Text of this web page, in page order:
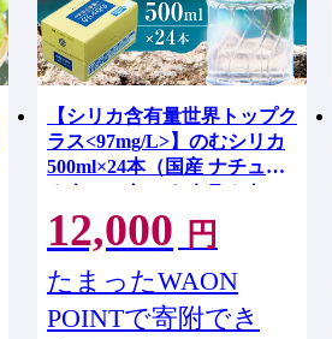
【シリカ含有量世界トップク
ラス<97mg/L>】のむシリカ
500ml×24本（国産 ナチュラ
ルウォーター ミネラルウォ
ーター 天然水 水 シリカ 美容
人気 霧島 宮崎 小林市）
12,000 円
たまったWAON
POINTで寄附でき